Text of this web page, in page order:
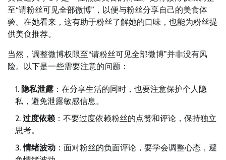
至“请粉丝可见全部微博”，以便与粉丝分享自己的美食体
验。在她看来，这有助于粉丝了解她的口味，也能为粉丝提
供美食推荐。
当然，调整微博权限至“请粉丝可见全部微博”并非没有风
险。以下是一些需要注意的问题：
隐私泄露 ：在分享生活的同时，也要注意保护个人隐
私，避免泄露敏感信息。
过度依赖 ：不要过度依赖粉丝的点赞和评论，保持独立
思考。
情绪波动 ：面对粉丝的负面评论，要学会调整心态，避